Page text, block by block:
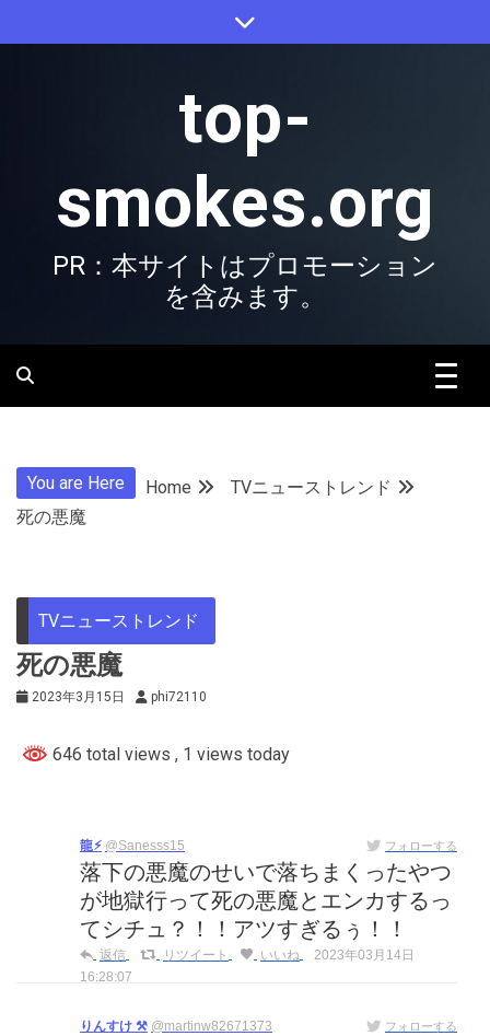
to
top-
smokes.org
PR：本サイトはプロモーション
を含みます。
You are Here Home
TVニューストレンド
死の悪魔
TVニューストレンド
死の悪魔
2023年3月15日 phi72110
646 total views , 1 views today
龍⚡︎ @Sanesss15 フォローする
落下の悪魔のせいで落ちまくったやつ
が地獄行って死の悪魔とエンカするっ
てシチュ？！！アツすぎるぅ！！
返信 リツイート いいね
2023年03月14日
16:28:07
りんすけ ⚒ @martinw82671373 フォローする